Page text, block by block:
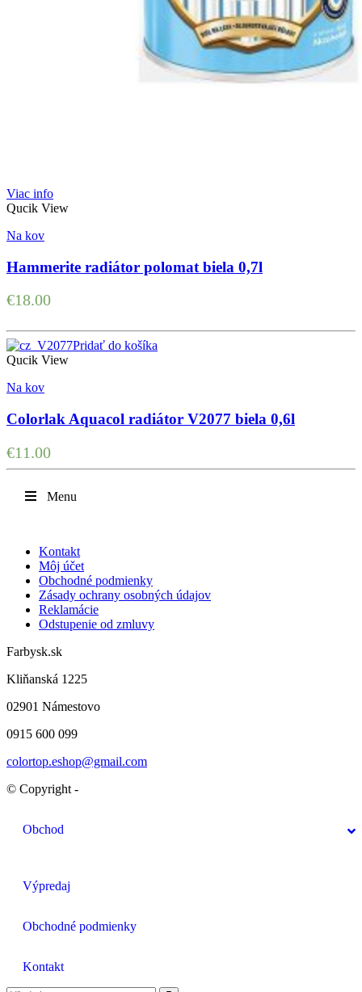
Viac info
Qucik View
Na kov
Hammerite radiátor polomat biela 0,7l
€18.00
Pridať do košíka
Qucik View
Na kov
Colorlak Aquacol radiátor V2077 biela 0,6l
€11.00
Menu
Kontakt
Môj účet
Obchodné podmienky
Zásady ochrany osobných údajov
Reklamácie
Odstupenie od zmluvy
Farbysk.sk
Kliňanská 1225
02901 Námestovo
0915 600 099
colortop.eshop@gmail.com
© Copyright -
Obchod
Výpredaj
Obchodné podmienky
Kontakt